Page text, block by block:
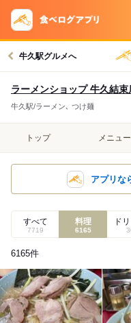
牛久駅グルメへ
ラーメンショップ 牛久結束
牛久駅/ラーメン､ つけ麺
トップ メニュー
アプリな
すべて
7719
料理
6165
ド
6165件